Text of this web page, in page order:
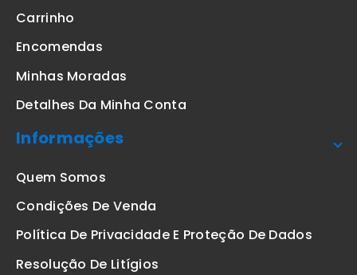
Carrinho
Encomendas
Minhas Moradas
Detalhes Da Minha Conta
Informações
Quem Somos
Condições De Venda
Política De Privacidade E Proteção De Dados
Resolução De Litígios